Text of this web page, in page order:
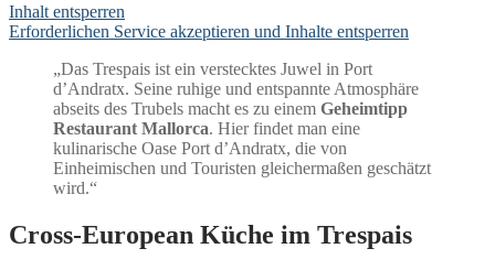
Inhalt entsperren
Erforderlichen Service akzeptieren und Inhalte entsperren
„Das Trespais ist ein verstecktes Juwel in Port
d’Andratx. Seine ruhige und entspannte Atmosphäre
abseits des Trubels macht es zu einem Geheimtipp
Restaurant Mallorca. Hier findet man eine
kulinarische Oase Port d’Andratx, die von
Einheimischen und Touristen gleichermaßen geschätzt
wird.“
Cross-European Küche im Trespais